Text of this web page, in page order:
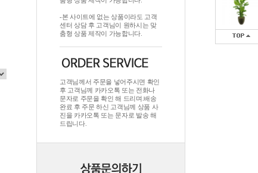
-본 사이트에 없는 상품이라도 고객
센터 상담 후 고객님이 원하시는 맞
춤형 상품 제작이 가능합니다.
고객님께서 주문을 넣어주시면 확인
후 고객님께 카카오톡 또는 전화나
문자로 주문을 확인 해 드리며.배송
완료 후 주문 하신 고객님께 상품 사
진을 카카오톡 또는 문자로 발송 해
드립니다.